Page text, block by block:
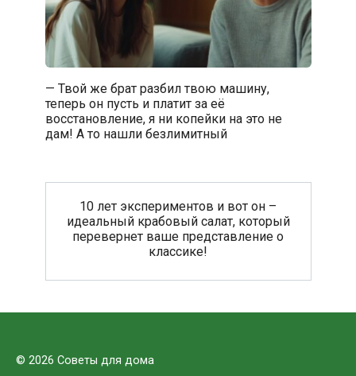
— Твой же брат разбил твою машину,
теперь он пусть и платит за её
восстановление, я ни копейки на это не
дам! А то нашли безлимитный
10 лет экспериментов и вот он –
идеальный крабовый салат, который
перевернет ваше представление о
классике!
© 2026 Советы для дома